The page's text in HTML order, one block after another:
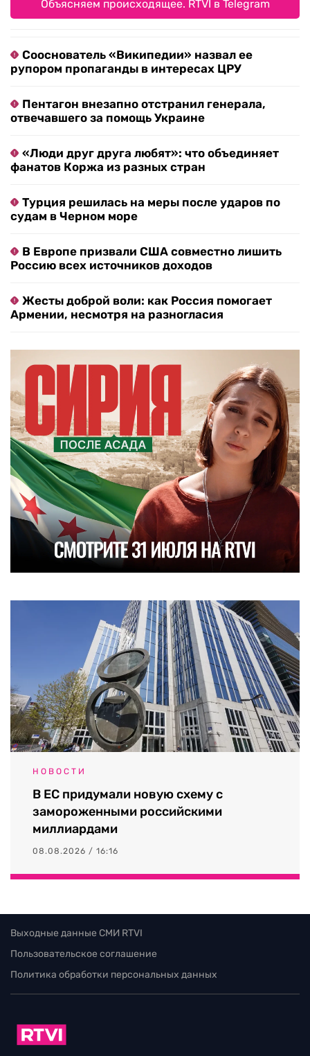
Объясняем происходящее. RTVI в Telegram
Сооснователь «Википедии» назвал ее
рупором пропаганды в интересах ЦРУ
Пентагон внезапно отстранил генерала,
отвечавшего за помощь Украине
«Люди друг друга любят»: что объединяет
фанатов Коржа из разных стран
Турция решилась на меры после ударов по
судам в Черном море
В Европе призвали США совместно лишить
Россию всех источников доходов
Жесты доброй воли: как Россия помогает
Армении, несмотря на разногласия
НОВОСТИ
В ЕС придумали новую схему с
замороженными российскими
миллиардами
08.08.2026 / 16:16
Выходные данные СМИ RTVI
Пользовательское соглашение
Политика обработки персональных данных